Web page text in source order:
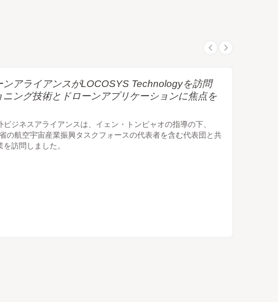
ンアライアンスがLOCOSYS Technologyを訪問
ニング技術とドローンアプリケーションに焦点を
ジネスアライアンスは、イェン・トンピャオの指導の下、
の航空宇宙産業振興タスクフォースの代表者を含む代表団と共
訪問しました。